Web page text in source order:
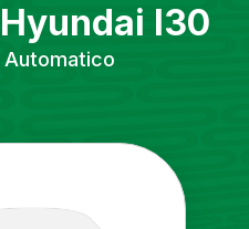
Hyundai I30
Automatico